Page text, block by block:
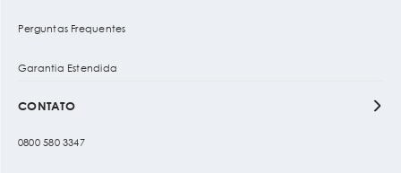
Perguntas Frequentes
Garantia Estendida
CONTATO
0800 580 3347